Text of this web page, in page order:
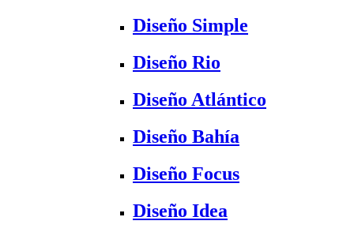
Diseño Simple
Diseño Rio
Diseño Atlántico
Diseño Bahía
Diseño Focus
Diseño Idea